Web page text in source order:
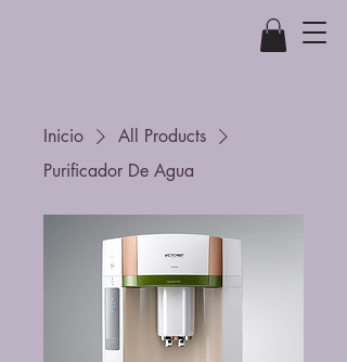
Inicio
All Products
Purificador De Agua